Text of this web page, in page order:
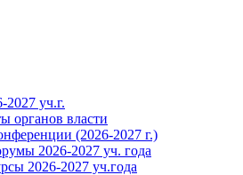
уч.г.
органов власти
(2026-2027 г.)
2026-2027 уч. года
2026-2027 уч.года